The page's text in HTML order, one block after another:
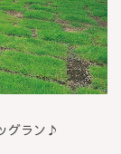
グラン♪